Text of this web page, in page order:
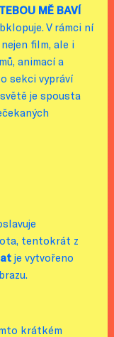
MĚ BAVÍ
V rámci ní
film, ale i
animací a
sekci vypráví
je spousta
tentokrát z
je vytvořeno
krátkém